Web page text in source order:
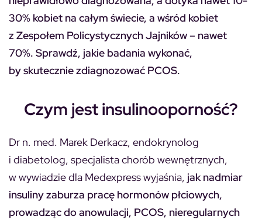
30% kobiet na całym świecie, a wśród kobiet
z Zespołem Policystycznych Jajników – nawet
70%. Sprawdź, jakie badania wykonać,
by skutecznie zdiagnozować PCOS.
Czym jest insulinooporność?
Dr n. med. Marek Derkacz, endokrynolog
i diabetolog, specjalista chorób wewnętrznych,
w wywiadzie dla Medexpress wyjaśnia, jak nadmiar
insuliny zaburza pracę hormonów płciowych,
prowadząc do anowulacji, PCOS, nieregularnych